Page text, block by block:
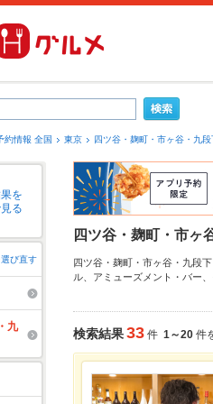
約情報 全国 東京 四ツ谷・麹町・市ヶ谷・九段
を
る
び直す
九
四ツ谷・麹町・市ヶ
四ツ谷・麹町・市ヶ谷・九段
ル
アミューズメント・バー
検索結果33 件 1～20 件